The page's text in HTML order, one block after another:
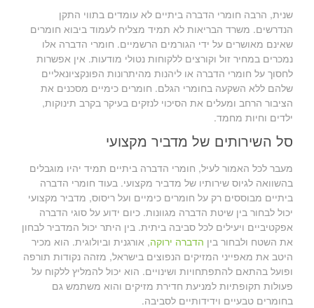
שנית, הרבה חומרי הדברה ביתיים לא עומדים בתווי התקן
הנדרשים. משרד הבריאות לא תמיד מצליח לעמוד ביבוא חומרים
שאינם מאושרים על ידי הגורמים הרשמיים. חומרי הדברה אלו
נמכרים במחיר זול וקורצים ללקוחות נטולי מודעות. אין אפשרות
לחסוך על חומרי הדברה או ליהנות מהיתרונות הפונקציונאליים
שלהם ללא השקעה בחומרי הגלם. חומרים כימיים מסכנים את
הציבור הרחב ומעלים את הסיכוי לנזקים בעיקר בקרב תינוקות,
ילדים וחיות מחמד.
סל השירותים של מדביר מקצועי
מעבר לכל האמור לעיל, חומרי הדברה ביתיים תמיד יהיו מוגבלים
בהשוואה לגיוס שירותיו של מדביר מקצועי. בעוד חומרי הדברה
ביתיים מבוססים רק על חומרים כימיים ועל ריסוס, מדביר מקצועי
יכול לבחור בין שיטת הדברה מגוונות. כיום ידוע על סוגי הדברה
אפקטיביים ויעילים לכל סביבה ביתית. בין היתר יכול המדביר לבחון
את השטח ולבחור בין הדברה ירוקה, אורגנית וביולוגית. הוא מכיר
היטב את מאפייני המזיקים הנפוצים בישראל, מזהה נקודות תורפה
ופועל בהתאם להתפתחויות ושינויים. הוא יכול להמליץ ללקוח על
פעולות תקופתיות למניעת חדירת מזיקים והוא משתמש גם
בחומרים טבעיים וידידותיים לסביבה.